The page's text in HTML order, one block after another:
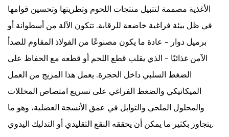
تجفيف
اللحوم
بالفراغ؟
2
كيف
يعمل
بهلوان
اللحوم
3
الأغذية مصممة لتتبيل منتجات اللحوم وتطريتها وتحسين قوامها
في ظل بيئة فراغية خاضعة للرقابة. تتكون الآلة من أسطوانة أو
برميل دوار - عادة ما يكون مصنوعًا من الفولاذ المقاوم للصدأ
الآمن غذائيًا - الذي يقلب قطع اللحم أو قطعه مع الحفاظ على
الضغط السلبي داخل الحجرة. يعمل هذا المزيج من العمل
الميكانيكي والضغط الفراغي على تسريع امتصاص المخللات
والمحلول الملحي والتوابل في عمق الأنسجة العضلية، وهو ما
يتجاوز بكثير ما يمكن أن يحققه النقع التقليدي أو التدليك اليدوي.